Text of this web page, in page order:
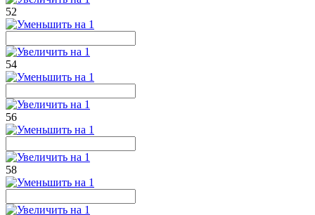
52
54
56
58